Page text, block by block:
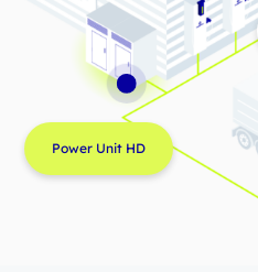
Power Unit HD